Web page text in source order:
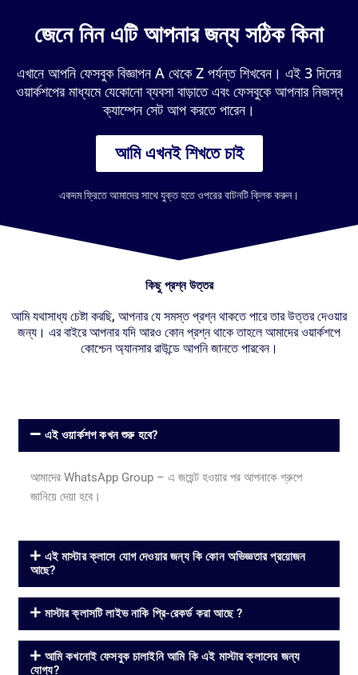
জেনে নিন এটি আপনার জন্য সঠিক কিনা
এখানে আপনি ফেসবুক বিজ্ঞাপন A থেকে Z পর্যন্ত শিখবেন। এই 3 দিনের
ওয়ার্কশপের মাধ্যমে যেকোনো ব্যবসা বাড়াতে এবং ফেসবুকে আপনার নিজস্ব
ক্যাম্পেন সেট আপ করতে পারেন।
আমি এখনই শিখতে চাই
একদম ফ্রিতে আমাদের সাথে যুক্ত হতে ওপরের বাটনটি ক্লিক করুন।
কিছু প্রশ্ন উত্তর
আমি যথাসাধ্য চেষ্টা করছি, আপনার যে সমস্ত প্রশ্ন থাকতে পারে তার উত্তর দেওয়ার
জন্য। এর বাইরে আপনার যদি আরও কোন প্রশ্ন থাকে তাহলে আমাদের ওয়ার্কশপে
কোশ্চেন অ্যানসার রাউন্ডে আপনি জানতে পারবেন।
এই ওয়ার্কশপ কখন শুরু হবে?
আমাদের WhatsApp Group – এ জয়েন্ট হওয়ার পর আপনাকে গ্রুপে
জানিয়ে দেয়া হবে।
এই মাস্টার ক্লাসে যোগ দেওয়ার জন্য কি কোন অভিজ্ঞতার প্রয়োজন
আছে?
মাস্টার ক্লাসটি লাইভ নাকি প্রি-রেকর্ড করা আছে ?
আমি কখনোই ফেসবুক চালাইনি আমি কি এই মাস্টার ক্লাসের জন্য
যোগ্য?